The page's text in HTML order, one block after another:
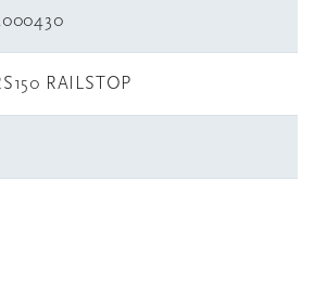
RAILSTOP